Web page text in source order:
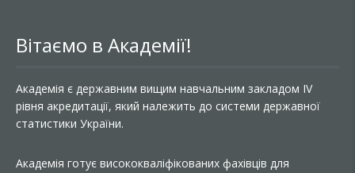
Вітаємо в Академії!
Академія є державним вищим навчальним закладом IV
рівня акредитації, який належить до системи державної
статистики України.
Академія готує висококваліфікованих фахівців для